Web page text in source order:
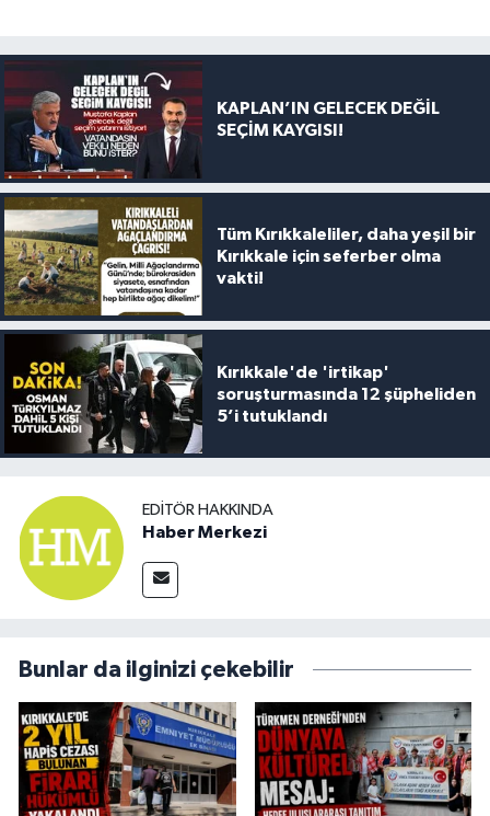
KAPLAN’IN GELECEK DEĞİL
SEÇİM KAYGISI!
Tüm Kırıkkaleliler, daha yeşil bir
Kırıkkale için seferber olma
vakti!
Kırıkkale'de 'irtikap'
soruşturmasında 12 şüpheliden
5’i tutuklandı
EDITÖR HAKKINDA
Haber Merkezi
Bunlar da ilginizi çekebilir